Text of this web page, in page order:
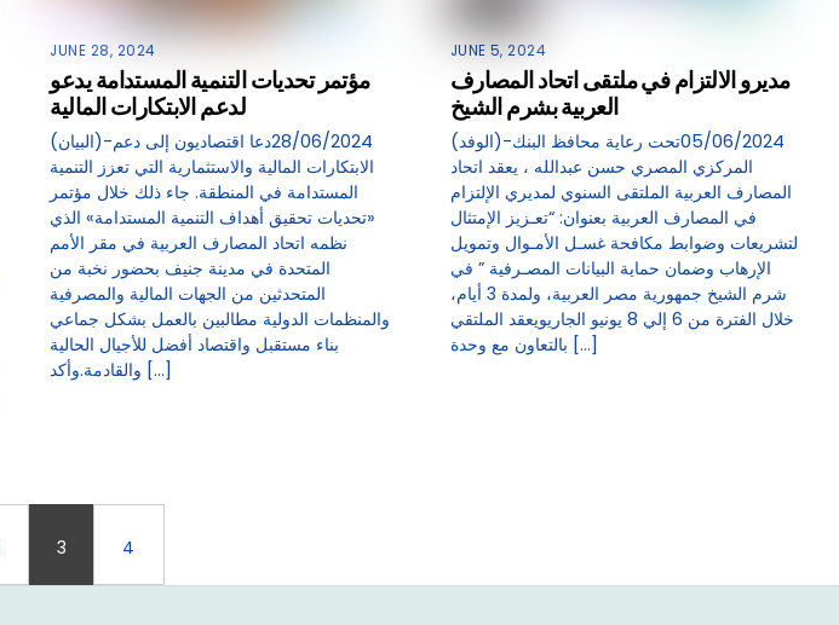
JUNE 28, 2024
مؤتمر تحديات التنمية المستدامة يدعو
لدعم الابتكارات المالية
(البيان)-28/06/2024دعا اقتصاديون إلى دعم
الابتكارات المالية والاستثمارية التي تعزز التنمية
المستدامة في المنطقة. جاء ذلك خلال مؤتمر
«تحديات تحقيق أهداف التنمية المستدامة» الذي
نظمه اتحاد المصارف العربية في مقر الأمم
المتحدة في مدينة جنيف بحضور نخبة من
المتحدثين من الجهات المالية والمصرفية
والمنظمات الدولية مطالبين بالعمل بشكل جماعي
بناء مستقبل واقتصاد أفضل للأجيال الحالية
والقادمة.وأكد […]
JUNE 5, 2024
مديرو الالتزام في ملتقى اتحاد المصارف
العربية بشرم الشيخ
(الوفد)-05/06/2024تحت رعاية محافظ البنك
المركزي المصري حسن عبدالله ، يعقد اتحاد
المصارف العربية الملتقى السنوي لمديري الإلتزام
في المصارف العربية بعنوان: “تعـزيز الإمتثال
لتشريعات وضوابط مكافحة غسـل الأمـوال وتمويل
الإرهاب وضمان حماية البيانات المصـرفية ” في
شرم الشيخ جمهورية مصر العربية، ولمدة 3 أيام،
خلال الفترة من 6 إلي 8 يونيو الجاريويعقد الملتقي
بالتعاون مع وحدة […]
3 4